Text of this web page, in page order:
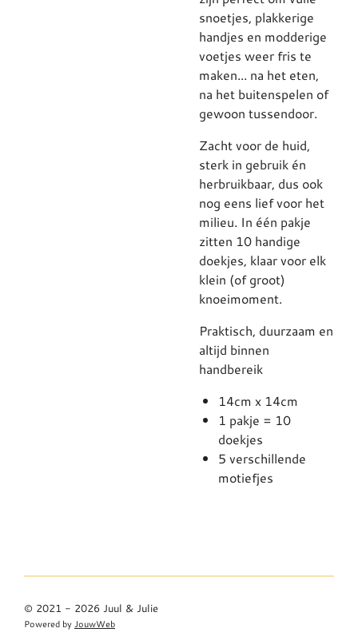
snoetjes, plakkerige
handjes en modderige
voetjes weer fris te
maken... na het eten,
na het buitenspelen of
gewoon tussendoor.
Zacht voor de huid,
sterk in gebruik én
herbruikbaar, dus ook
nog eens lief voor het
milieu. In één pakje
zitten 10 handige
doekjes, klaar voor elk
klein (of groot)
knoeimoment.
Praktisch, duurzaam en
altijd binnen
handbereik
14cm x 14cm
1 pakje = 10
doekjes
5 verschillende
motiefjes
© 2021 - 2026 Juul & Julie
Powered by JouwWeb